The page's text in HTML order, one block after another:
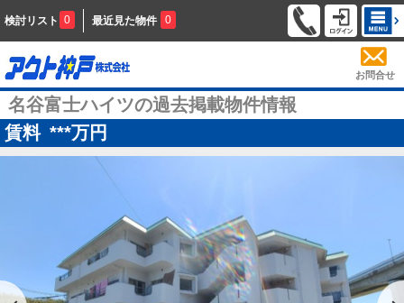
検討リスト 0 最近見た物件 0
お問合せ
名谷富士ハイツの過去掲載物件情報
賃料 ***万円